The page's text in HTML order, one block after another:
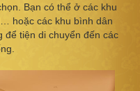
Bạn có thể ở các khu
hoặc các khu bình dân
để tiện di chuyển đến các